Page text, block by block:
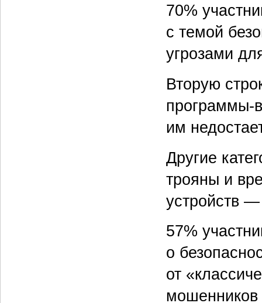
70%
с темой
угрозами
Вторую
программы-
им
Другие
трояны и
устройств
57%
о
от